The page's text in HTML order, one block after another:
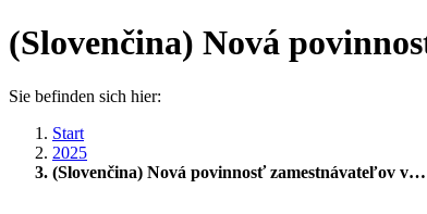
(Slovenčina) Nová
Sie befinden sich hier:
Start
2025
(Slovenčina) Nová povinnosť zamestnávateľov v…